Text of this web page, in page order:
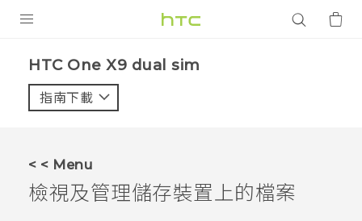
VIVE
HTC One X9 dual sim‎
指南下載
< < Menu
檢視及管理儲存裝置上的檔案